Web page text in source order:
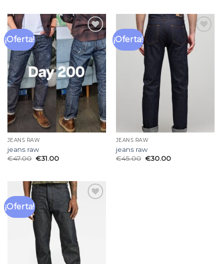
¡Oferta!
Añadir
a la
lista
de
deseos
JEANS RAW
jeans raw
€47.00 €31.00
¡Oferta!
Añadir
a la
JEANS RAW
jeans raw
€45.00 €30.00
¡Oferta!